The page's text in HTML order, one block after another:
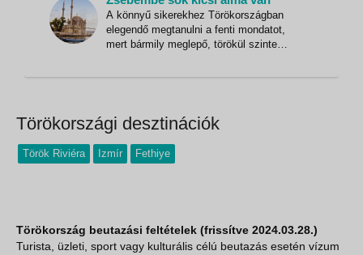
jó tanács Az isztambuli nagy bazár
különleges hely. Már maga az épület is
lenyűgöző és hatalmas. Érdemes
megnézni
A könnyű sikerekhez Törökországban
elegendő megtanulni a fenti mondatot,
mert bármily meglepő, törökül szinte
helyiek arca felderül: barátok, rokonok, t
Törökországi desztinációk
Török Riviéra Izmír Fethiye
Törökország beutazási feltételek (frissítve 2024.03.28.)
Turista, üzleti, sport vagy kulturális célú beutazás esetén vízum